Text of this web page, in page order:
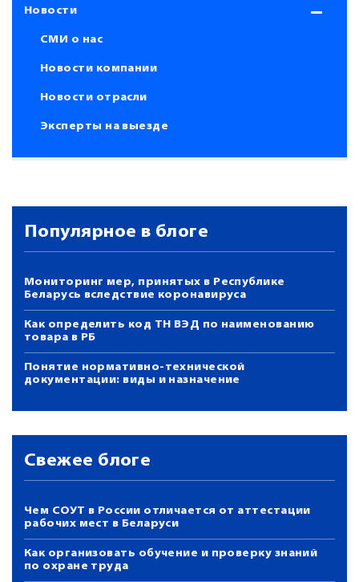
Новости
СМИ о нас
Новости компании
Новости отрасли
Эксперты на выезде
Популярное в блоге
Мониторинг мер, принятых в Республике
Беларусь вследствие коронавируса
Как определить код ТН ВЭД по наименованию
товара в РБ
Понятие нормативно-технической
документации: виды и назначение
Свежее блоге
Чем СОУТ в России отличается от аттестации
рабочих мест в Беларуси
Как организовать обучение и проверку знаний
по охране труда